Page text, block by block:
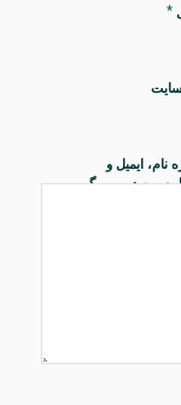
*
نام، ایمیل و
من در مرورگر